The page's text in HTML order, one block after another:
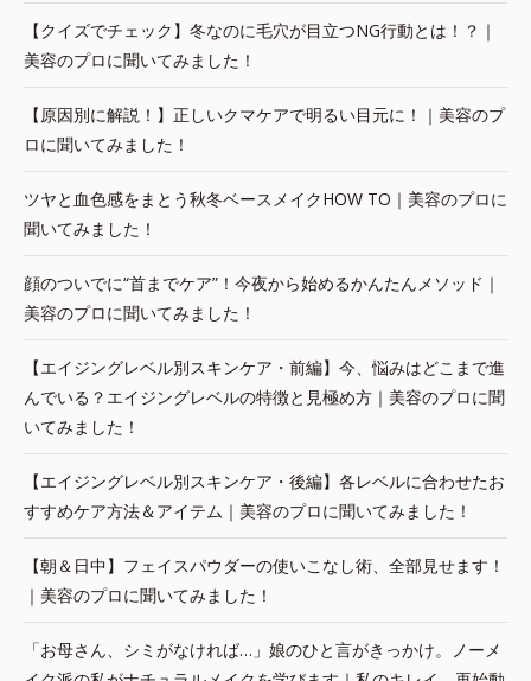
【クイズでチェック】冬なのに毛穴が目立つNG行動とは！？｜
美容のプロに聞いてみました！
【原因別に解説！】正しいクマケアで明るい目元に！｜美容のプ
ロに聞いてみました！
ツヤと血色感をまとう秋冬ベースメイクHOW TO｜美容のプロに
聞いてみました！
顔のついでに“首までケア”！今夜から始めるかんたんメソッド｜
美容のプロに聞いてみました！
【エイジングレベル別スキンケア・前編】今、悩みはどこまで進
んでいる？エイジングレベルの特徴と見極め方｜美容のプロに聞
いてみました！
【エイジングレベル別スキンケア・後編】各レベルに合わせたお
すすめケア方法＆アイテム｜美容のプロに聞いてみました！
【朝＆日中】フェイスパウダーの使いこなし術、全部見せます！
｜美容のプロに聞いてみました！
「お母さん、シミがなければ…」娘のひと言がきっかけ。ノーメ